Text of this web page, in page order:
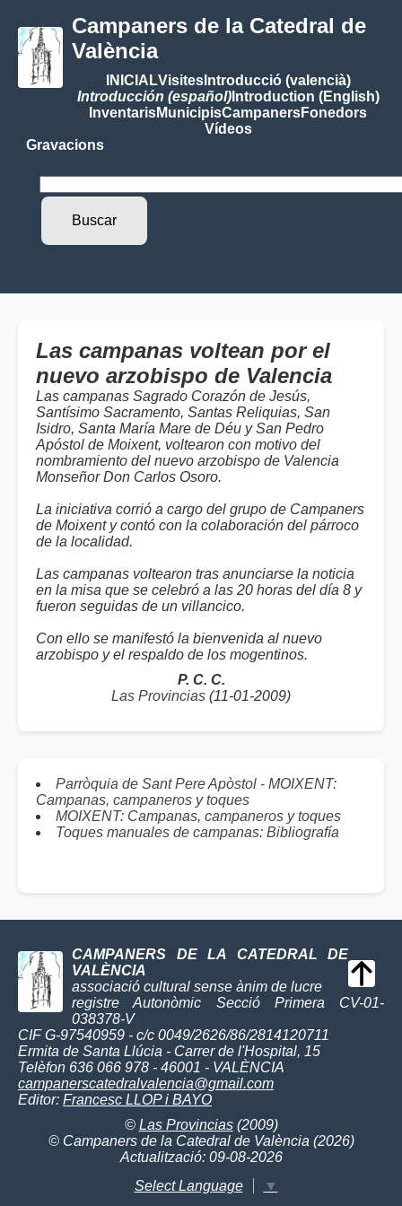
Campaners de la Catedral de
València
INICIALVisitesIntroducció (valencià)
Introducción (español)Introduction (English)
InventarisMunicipisCampanersFonedors
Vídeos
Gravacions
Las campanas voltean por el
nuevo arzobispo de Valencia
Las campanas Sagrado Corazón de Jesús,
Santísimo Sacramento, Santas Reliquias, San
Isidro, Santa María Mare de Déu y San Pedro
Apóstol de Moixent, voltearon con motivo del
nombramiento del nuevo arzobispo de Valencia
Monseñor Don Carlos Osoro.
La iniciativa corrió a cargo del grupo de Campaners
de Moixent y contó con la colaboración del párroco
de la localidad.
Las campanas voltearon tras anunciarse la noticia
en la misa que se celebró a las 20 horas del día 8 y
fueron seguidas de un villancico.
Con ello se manifestó la bienvenida al nuevo
arzobispo y el respaldo de los mogentinos.
P. C. C.
Las Provincias (11-01-2009)
Parròquia de Sant Pere Apòstol - MOIXENT:
Campanas, campaneros y toques
MOIXENT: Campanas, campaneros y toques
Toques manuales de campanas: Bibliografía
CAMPANERS DE LA CATEDRAL DE
VALÈNCIA
associació cultural sense ànim de lucre
registre Autonòmic Secció Primera CV-01-
038378-V
CIF G-97540959 - c/c 0049/2626/86/2814120711
Ermita de Santa Llúcia - Carrer de l'Hospital, 15
Telèfon 636 066 978 - 46001 - VALÈNCIA
campanerscatedralvalencia@gmail.com
Editor: Francesc LLOP i BAYO
© Las Provincias(2009)
© Campaners de la Catedral de València (2026)
Actualització: 09-08-2026
Select Language
▼